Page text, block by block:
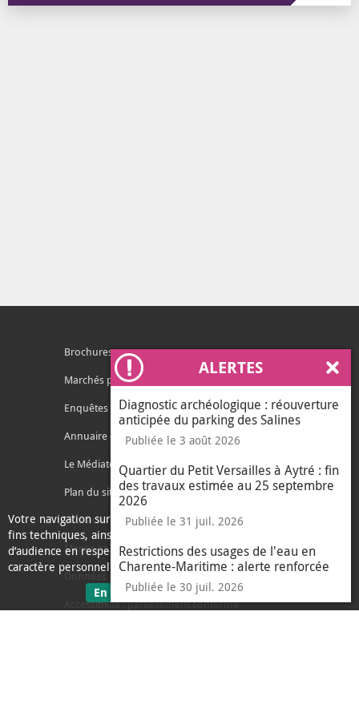
Votre navigation sur ce site nécessite l’usage de cookies pour des
fins techniques, ainsi que des cookies anonymisés de mesure
d’audience en respect de la législation relative aux données à
caractère personnel.
En savoir plussur les données personnelles
J'ai compris
le message
ALERTES
Diagnostic archéologique : réouverture
anticipée du parking des Salines
Publiée le 3 août 2026
Quartier du Petit Versailles à Aytré : fin
des travaux estimée au 25 septembre
2026
Publiée le 31 juil. 2026
Restrictions des usages de l'eau en
Charente-Maritime : alerte renforcée
Publiée le 30 juil. 2026
Brochures
Marchés publics
Enquêtes publiques
Annuaire des services
Le Médiateur de l'Agglo
Plan du site
Contacter l'agglo
Mentions légales
Accessibilité : partiellement conforme